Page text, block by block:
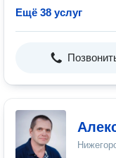
Ещё 38 услуг